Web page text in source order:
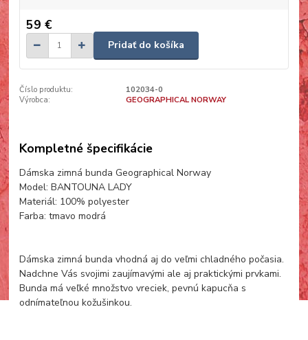
59 €
Pridať do košíka
Číslo produktu:
102034-0
Výrobca:
GEOGRAPHICAL NORWAY
Kompletné špecifikácie
Dámska zimná bunda Geographical Norway
Model: BANTOUNA LADY
Materiál: 100% polyester
Farba: tmavo modrá
Dámska zimná bunda vhodná aj do veľmi chladného počasia.
Nadchne Vás svojimi zaujímavými ale aj praktickými prvkami.
Bunda má veľké množstvo vreciek, pevnú kapucňa s
odnímateľnou kožušinkou.